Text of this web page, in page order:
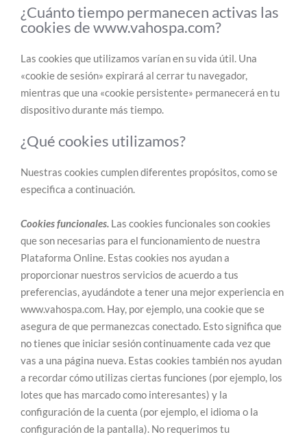
¿Cuánto tiempo permanecen activas las
cookies de www.vahospa.com?
Las cookies que utilizamos varían en su vida útil. Una
«cookie de sesión» expirará al cerrar tu navegador,
mientras que una «cookie persistente» permanecerá en tu
dispositivo durante más tiempo.
¿Qué cookies utilizamos?
Nuestras cookies cumplen diferentes propósitos, como se
especifica a continuación.
Cookies funcionales. Las cookies funcionales son cookies
que son necesarias para el funcionamiento de nuestra
Plataforma Online. Estas cookies nos ayudan a
proporcionar nuestros servicios de acuerdo a tus
preferencias, ayudándote a tener una mejor experiencia en
www.vahospa.com. Hay, por ejemplo, una cookie que se
asegura de que permanezcas conectado. Esto significa que
no tienes que iniciar sesión continuamente cada vez que
vas a una página nueva. Estas cookies también nos ayudan
a recordar cómo utilizas ciertas funciones (por ejemplo, los
lotes que has marcado como interesantes) y la
configuración de la cuenta (por ejemplo, el idioma o la
configuración de la pantalla). No requerimos tu